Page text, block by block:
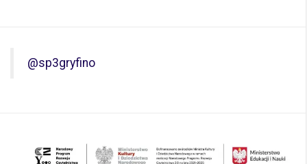
@sp3gryfino